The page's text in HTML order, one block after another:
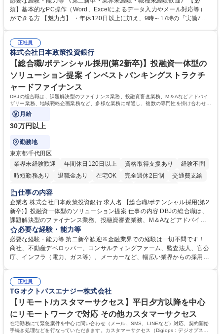
入力業務】 ・医師（会員）の住所変更、個人情報のシステム登録・更新
・年会費の徴収管理や入金データの照合確認 【問い合わせ対応】 ・会員
年休120日/デスクワーク中心で残業少なめ
須】基本的なPC操作（Word、Excelによるデータ入力やメール対応等）
ができる方 【魅力点】 ・年休120日以上に加え、9時～17時の「実働7時
整、資料作成、当日の運営サポート 学歴・資格 学歴：大学院 大学 語学
力： 資格：
正社員
株式会社日本政策投資銀行
【総合職/ポテンシャル採用(第2新卒)】投融資一体型の
ソリューション提案 インベストバンキングストラクチ
ャードファイナンス
DBJの総合職は、課題解決型のファイナンス業務、投融資審査業務、M＆Aなどアドバイ
ザリー業務、地域戦略企画業務など、多様な業務に精通し、複数の専門性を掛け合わせて
広く社会に貢献していく職種です。
月給
30万円以上
勤務地
東京都千代田区
業界未経験歓迎
年間休日120日以上 資格取得支援あり
経験不問
時短勤務あり
退職金あり 在宅OK 完全週休2日制
交通費支給
駅近5分以内
食事補助あり
託児所あり
仕事の内容
企業名 株式会社日本政策投資銀行 求人名 【総合職/ポテンシャル採用(第2
新卒)】投融資一体型のソリューション提案 仕事の内容 DBJの総合職は、
課題解決型のファイナンス業務、投融資審査業務、M＆Aなどアドバイザ
リー業務、地域戦略企画業務など、多様な業務に精通し、複数の専門性を
掛け合わせて広く社会に貢献していく職種です。 入社後は、横断的なロー
テーションを経て適性や専門性に応じたキャリアを形成していただきま
す。総合職として入社いただき、下記いずれかの部門でご活躍いただきま
ート・ナレッジ業務 ※それぞれの業務内容に関しては、別途その他労働条
件備考欄に記載 募集職種 【総合職/ポテンシャル採用(第2新卒)】投融資一
体型のソリューション提案
必要な経験・能力等
必要な経験・能力等 第二新卒歓迎※金融業界での経験は一切不問です！
商社、不動産デベロッパー、コンサルティングファーム、監査法人、官公
庁、インフラ（電力、ガス等）、メーカーなど、幅広い業界からの採用実
く高い志を併せもった人材を求めています。ポテンシャル採用（第2新
卒）では、金融業界での経験や知識を問いません。新たな時代を見据え
て、複雑化する社会課題の解決に向けて先鞭をつける役割を担いたい、と
いう気概をお持ちの方を心待ちにしています。 学歴・資格 学歴：大学院
大学 語学力： 資格：
正社員
TGオクトパスエナジー株式会社
【リモート/カスタマーサクセス】平日夕方以降を中心
にリモートワークで対応 その他カスタマーサクセス
在宅勤務にて緊急案件を中心に問い合わせ（メール、SMS、LINEなど）対応、契約開始
手続き処理などを行なっていただきます。カスタマーサクセス（Digiops：デジオプス）